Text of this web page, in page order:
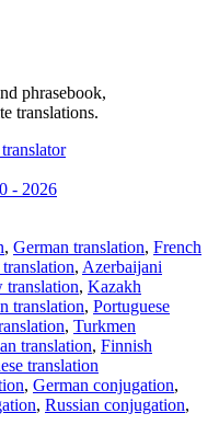
phrasebook,
translations.
- 2026
, German translation, French
, Azerbaijani
translation, Kazakh
translation, Portuguese
, Turkmen
translation, Finnish
translation
, German conjugation,
, Russian conjugation,